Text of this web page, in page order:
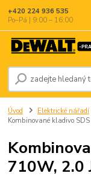
+420 224 936 535
Po–Pá | 9:00 – 16:00
Úvod Elektrické nářadí
Kombinované kladivo
710W, 2.0